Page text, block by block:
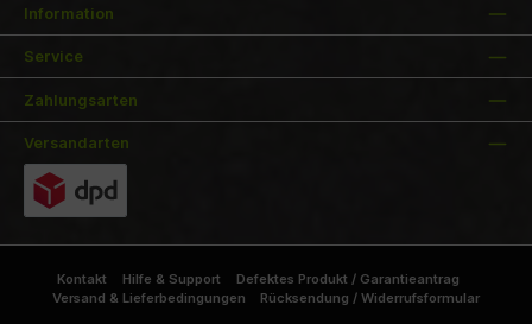
Information
Service
Zahlungsarten
Versandarten
Kontakt Hilfe & Support
Defektes Produkt / Garantieantrag
Versand & Lieferbedingungen
Rücksendung / Widerrufsformular